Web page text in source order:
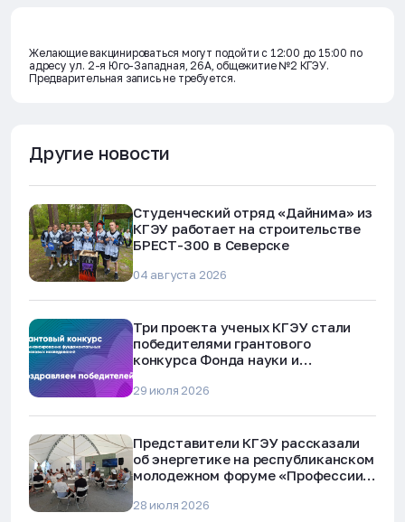
Желающие вакцинироваться могут подойти с 12:00 до 15:00 по
адресу ул. 2-я Юго-Западная, 26А, общежитие №2 КГЭУ.
Предварительная запись не требуется.
Другие новости
Студенческий отряд «Дайнима» из
КГЭУ работает на строительстве
БРЕСТ-300 в Северске
04 августа 2026
Три проекта ученых КГЭУ стали
победителями грантового
конкурса Фонда науки и
29 июля 2026
Представители КГЭУ рассказали
об энергетике на республиканском
молодежном форуме «Профессии
28 июля 2026